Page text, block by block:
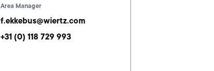
Area Manager
f.ekkebus@wiertz.com
+31 (0) 118 729 993